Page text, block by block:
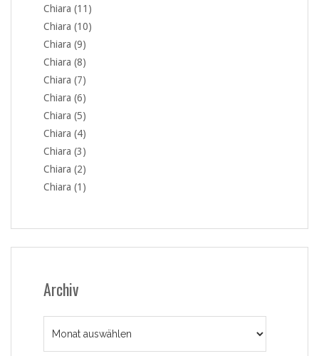
Chiara (11)
Chiara (10)
Chiara (9)
Chiara (8)
Chiara (7)
Chiara (6)
Chiara (5)
Chiara (4)
Chiara (3)
Chiara (2)
Chiara (1)
Archiv